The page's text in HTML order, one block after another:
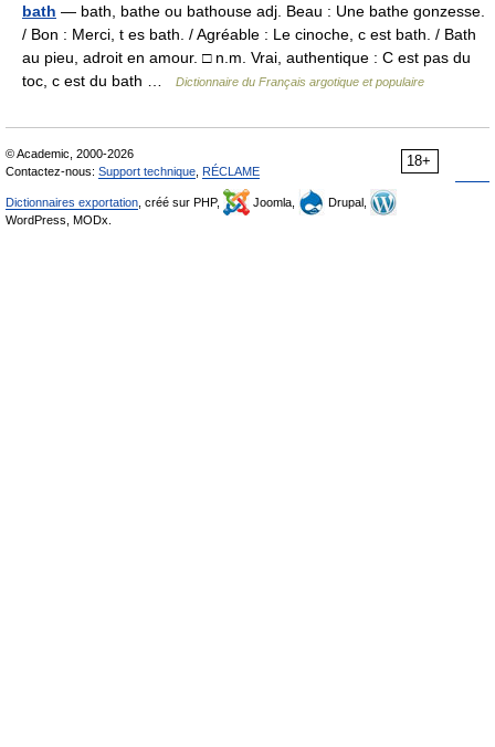
bath — bath, bathe ou bathouse adj. Beau : Une bathe gonzesse.
/ Bon : Merci, t es bath. / Agréable : Le cinoche, c est bath. / Bath
au pieu, adroit en amour. □ n.m. Vrai, authentique : C est pas du
toc, c est du bath …
Dictionnaire du Français argotique et populaire
18+
© Academic, 2000-2026
Contactez-nous: Support technique RÉCLAME
Dictionnaires exportation , créé sur PHP, Joomla,
Drupal,
WordPress, MODx.